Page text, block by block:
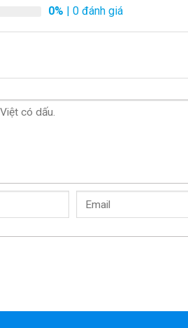
0% | 0 đánh giá